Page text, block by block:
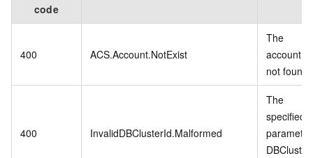
code
400 ACS.Account.NotExist
The
account is
not found.
400 InvalidDBClusterId.Malformed
The
specified
parameter